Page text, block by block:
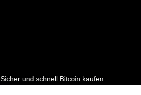
Sicher und schnell Bitcoin kaufen